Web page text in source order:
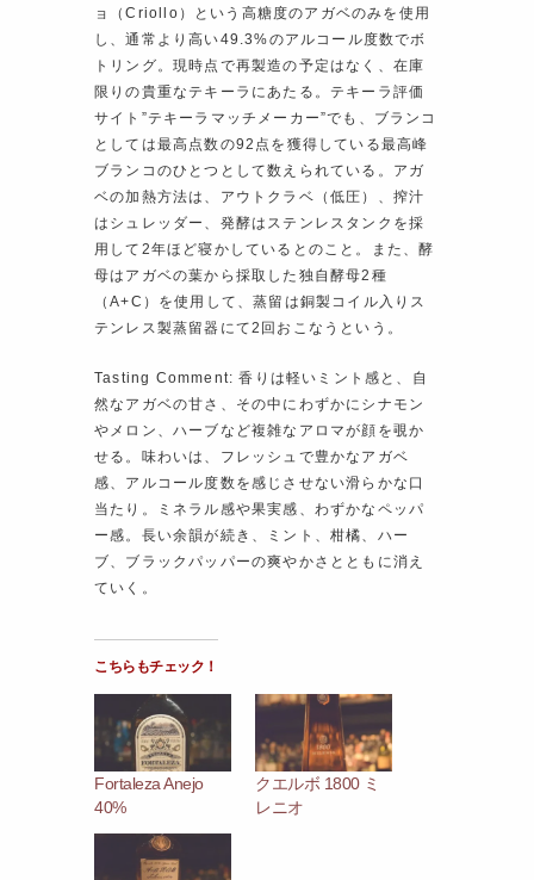
ョ（Criollo）という高糖度のアガベのみを使用
し、通常より高い49.3%のアルコール度数でボ
トリング。現時点で再製造の予定はなく、在庫
限りの貴重なテキーラにあたる。テキーラ評価
サイト”テキーラマッチメーカー”でも、ブランコ
としては最高点数の92点を獲得している最高峰
ブランコのひとつとして数えられている。アガ
ベの加熱方法は、アウトクラベ（低圧）、搾汁
はシュレッダー、発酵はステンレスタンクを採
用して2年ほど寝かしているとのこと。また、酵
母はアガベの葉から採取した独自酵母2種
（A+C）を使用して、蒸留は銅製コイル入りス
テンレス製蒸留器にて2回おこなうという。
Tasting Comment: 香りは軽いミント感と、自
然なアガベの甘さ、その中にわずかにシナモン
やメロン、ハーブなど複雑なアロマが顔を覗か
せる。味わいは、フレッシュで豊かなアガベ
感、アルコール度数を感じさせない滑らかな口
当たり。ミネラル感や果実感、わずかなペッパ
ー感。長い余韻が続き、ミント、柑橘、ハー
ブ、ブラックパッパーの爽やかさとともに消え
ていく。
こちらもチェック！
Fortaleza Anejo
40%
クエルボ 1800 ミ
レニオ